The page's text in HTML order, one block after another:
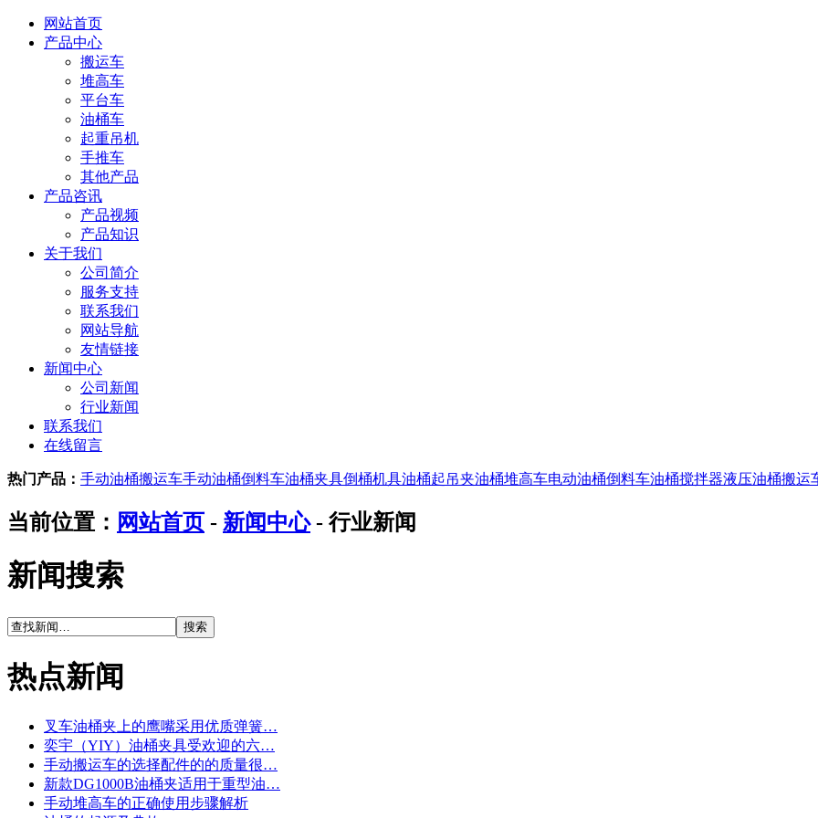
网站首页
产品中心
搬运车
堆高车
平台车
油桶车
起重吊机
手推车
其他产品
产品咨讯
产品视频
产品知识
关于我们
公司简介
服务支持
联系我们
网站导航
友情链接
新闻中心
公司新闻
行业新闻
联系我们
在线留言
热门产品： 手动油桶搬运车手动油桶倒料车油桶夹具倒桶机具油桶起吊夹油桶堆高车电动油桶倒料车油桶搅拌器液压油桶搬运
当前位置： 网站首页 - 新闻中心- 行业新闻
新闻搜索
热点新闻
叉车油桶夹上的鹰嘴采用优质弹簧…
奕宇（YIY）油桶夹具受欢迎的六…
手动搬运车的选择配件的的质量很…
新款DG1000B油桶夹适用于重型油…
手动堆高车的正确使用步骤解析